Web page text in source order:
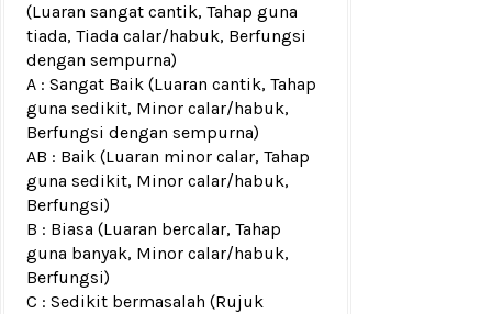
(Luaran sangat cantik, Tahap guna
tiada, Tiada calar/habuk, Berfungsi
dengan sempurna)
A : Sangat Baik (Luaran cantik, Tahap
guna sedikit, Minor calar/habuk,
Berfungsi dengan sempurna)
AB : Baik (Luaran minor calar, Tahap
guna sedikit, Minor calar/habuk,
Berfungsi)
B : Biasa (Luaran bercalar, Tahap
guna banyak, Minor calar/habuk,
Berfungsi)
C : Sedikit bermasalah (Rujuk